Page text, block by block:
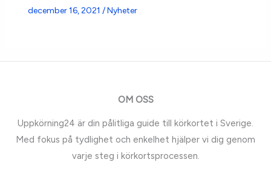
december 16, 2021 /Nyheter
OM OSS
Uppkörning24 är din pålitliga guide till körkortet i Sverige.
Med fokus på tydlighet och enkelhet hjälper vi dig genom
varje steg i körkortsprocessen.